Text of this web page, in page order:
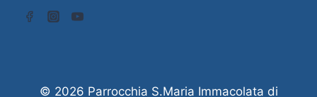
© 2026 Parrocchia S.Maria Immacolata di